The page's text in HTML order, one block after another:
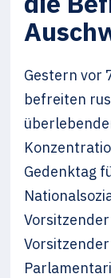
Gestern vor
befreiten
Gedenktag